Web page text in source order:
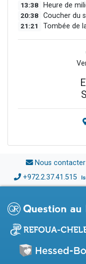
13:38 Heure de
20:38 Coucher du
21:21 Tombée de
Nous contacter
+972.2.37.41.515